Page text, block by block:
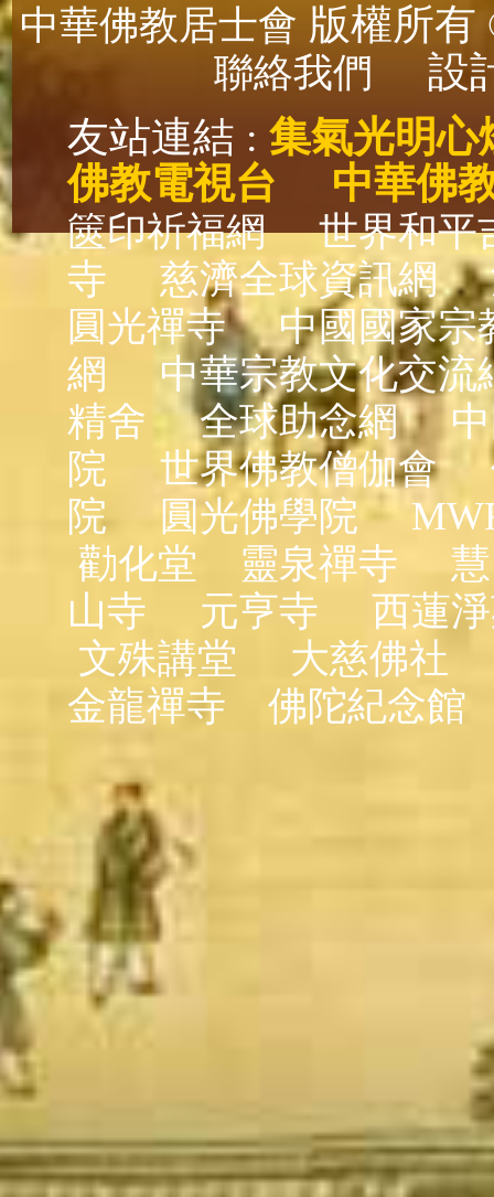
中華佛教居士會 版權所
聯絡我們
設
友站連結 : 集氣光明心
佛教電視台
中華佛
篋印祈福網
世界和平
寺
慈濟全球資訊網
圓光禪寺
中國國家宗
網
中華宗教文化交流
精舍
全球助念網
院
世界佛教僧伽會
院
圓光佛學院
勸化堂
靈泉禪寺
山寺
元亨寺
西蓮
文殊講堂
大慈佛社
金龍禪寺
佛陀紀念館